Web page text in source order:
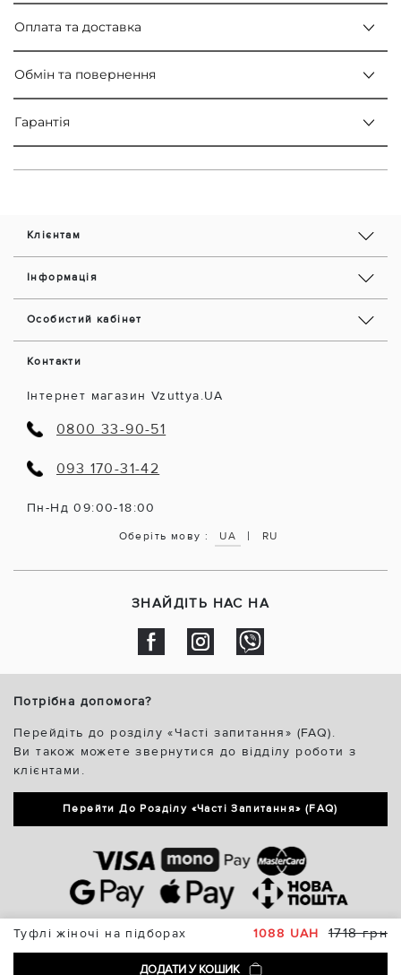
Туфлі жіночі на підборах 1088 UAH 1718 грн
ДОДАТИ У КОШИК
Оплата та доставка
Обмін та повернення
Гарантія
Клієнтам
Інформація
Особистий кабінет
Контакти
Інтернет магазин Vzuttya.UA
0800 33-90-51
093 170-31-42
Пн-Нд 09:00-18:00
Оберіть мову : UA | RU
ЗНАЙДІТЬ НАС НА
Потрібна допомога?
Перейдіть до розділу «Часті запитання» (FAQ).
Ви також можете звернутися до відділу роботи з
клієнтами.
Перейти До Розділу «Часті Запитання» (FAQ)